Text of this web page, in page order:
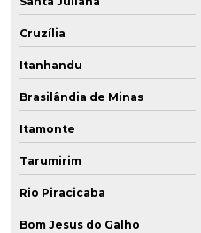
Cruzília
Itanhandu
Brasilândia de Minas
Itamonte
Tarumirim
Rio Piracicaba
Bom Jesus do Galho